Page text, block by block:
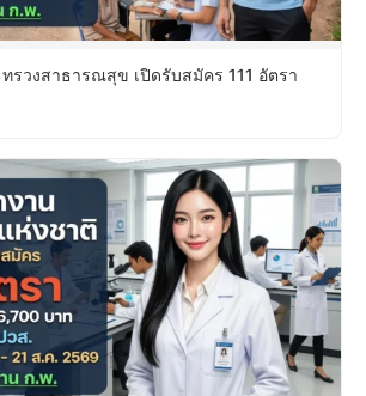
รวงสาธารณสุข เปิดรับสมัคร 111 อัตรา